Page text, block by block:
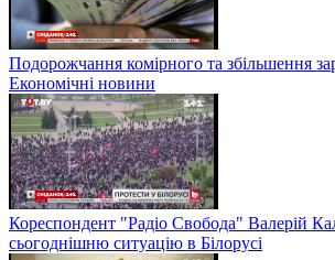
Подорожчання комірного та збільшення
Економічні новини
Кореспондент "Радіо Свобода" Валерій
сьогоднішню ситуацію в Білорусі